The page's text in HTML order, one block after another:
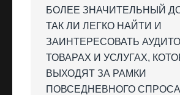
БОЛЕЕ ЗНАЧИТЕЛЬНЫЙ
ТАК ЛИ ЛЕГКО НАЙТИ И
ЗАИНТЕРЕСОВАТЬ
ТОВАРАХ И УСЛУГАХ,
ВЫХОДЯТ ЗА РАМКИ
ПОВСЕДНЕВНОГО